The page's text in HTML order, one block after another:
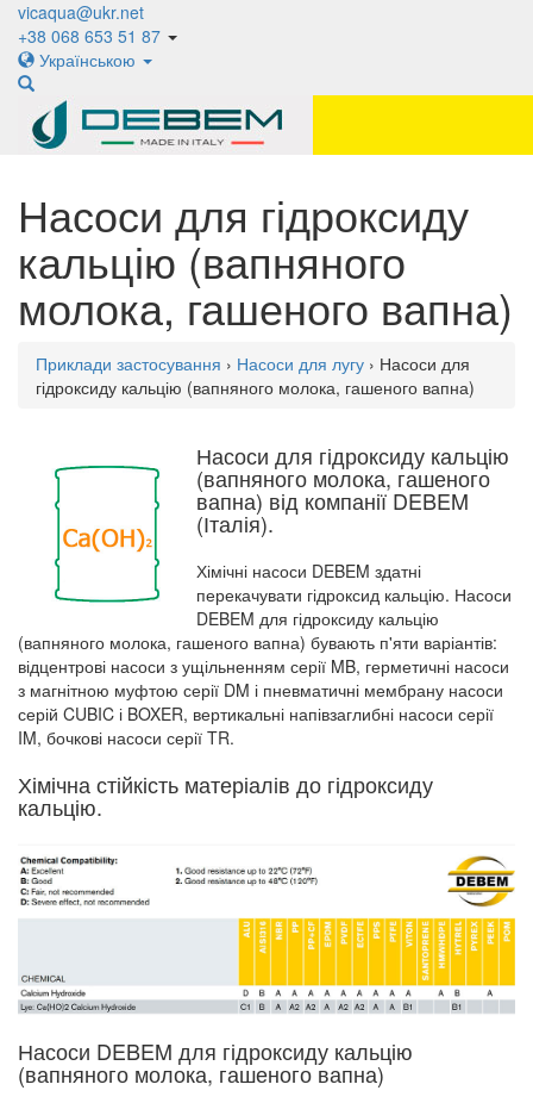
vicaqua@ukr.net
+38 068 653 51 87
Українською
Насоси для гідроксиду
кальцію (вапняного
молока, гашеного вапна)
Приклади застосування › Насоси для лугу › Насоси для
гідроксиду кальцію (вапняного молока, гашеного вапна)
Насоси для гідроксиду кальцію
(вапняного молока, гашеного
вапна) від компанії DEBEM
(Італія).
Хімічні насоси DEBEM здатні
перекачувати гідроксид кальцію. Насоси
DEBEM для гідроксиду кальцію
(вапняного молока, гашеного вапна) бувають п'яти варіантів:
відцентрові насоси з ущільненням серії MB, герметичні насоси
з магнітною муфтою серії DM і пневматичні мембрану насоси
серій CUBIC і BOXER, вертикальні напівзаглибні насоси серії
IM, бочкові насоси серії TR.
Хімічна стійкість матеріалів до гідроксиду
кальцію.
Насоси DEBEM для гідроксиду кальцію
(вапняного молока, гашеного вапна)